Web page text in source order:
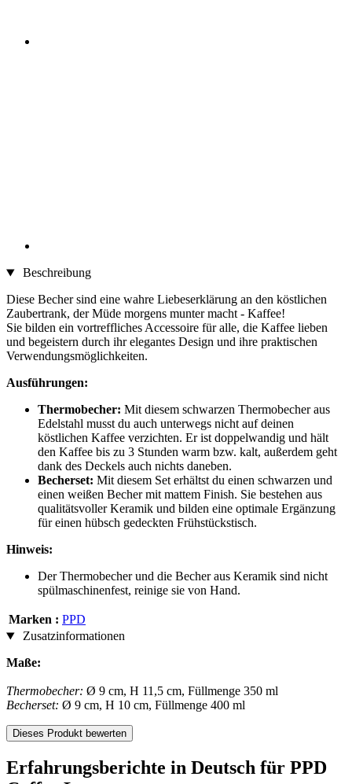
Beschreibung
Diese Becher sind eine wahre Liebeserklärung an den köstlichen
Zaubertrank, der Müde morgens munter macht - Kaffee!
Sie bilden ein vortreffliches Accessoire für alle, die Kaffee lieben
und begeistern durch ihr elegantes Design und ihre praktischen
Verwendungsmöglichkeiten.
Ausführungen:
Thermobecher: Mit diesem schwarzen Thermobecher aus
Edelstahl musst du auch unterwegs nicht auf deinen
köstlichen Kaffee verzichten. Er ist doppelwandig und hält
den Kaffee bis zu 3 Stunden warm bzw. kalt, außerdem geht
dank des Deckels auch nichts daneben.
Becherset: Mit diesem Set erhältst du einen schwarzen und
einen weißen Becher mit mattem Finish. Sie bestehen aus
qualitätsvoller Keramik und bilden eine optimale Ergänzung
für einen hübsch gedeckten Frühstückstisch.
Hinweis:
Der Thermobecher und die Becher aus Keramik sind nicht
spülmaschinenfest, reinige sie von Hand.
Marken : PPD
Zusatzinformationen
Maße:
Thermobecher: Ø 9 cm, H 11,5 cm, Füllmenge 350 ml
Becherset: Ø 9 cm, H 10 cm, Füllmenge 400 ml
Dieses Produkt bewerten
Erfahrungsberichte in Deutsch für PPD